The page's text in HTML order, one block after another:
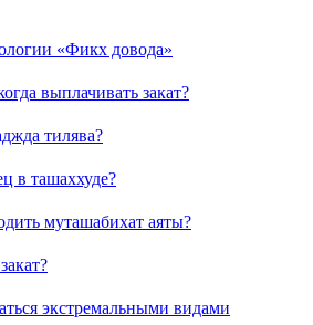
«Фикх довода»
выплачивать закат?
тилява?
в ташаххуде?
муташабихат аяты?
экстремальными видами